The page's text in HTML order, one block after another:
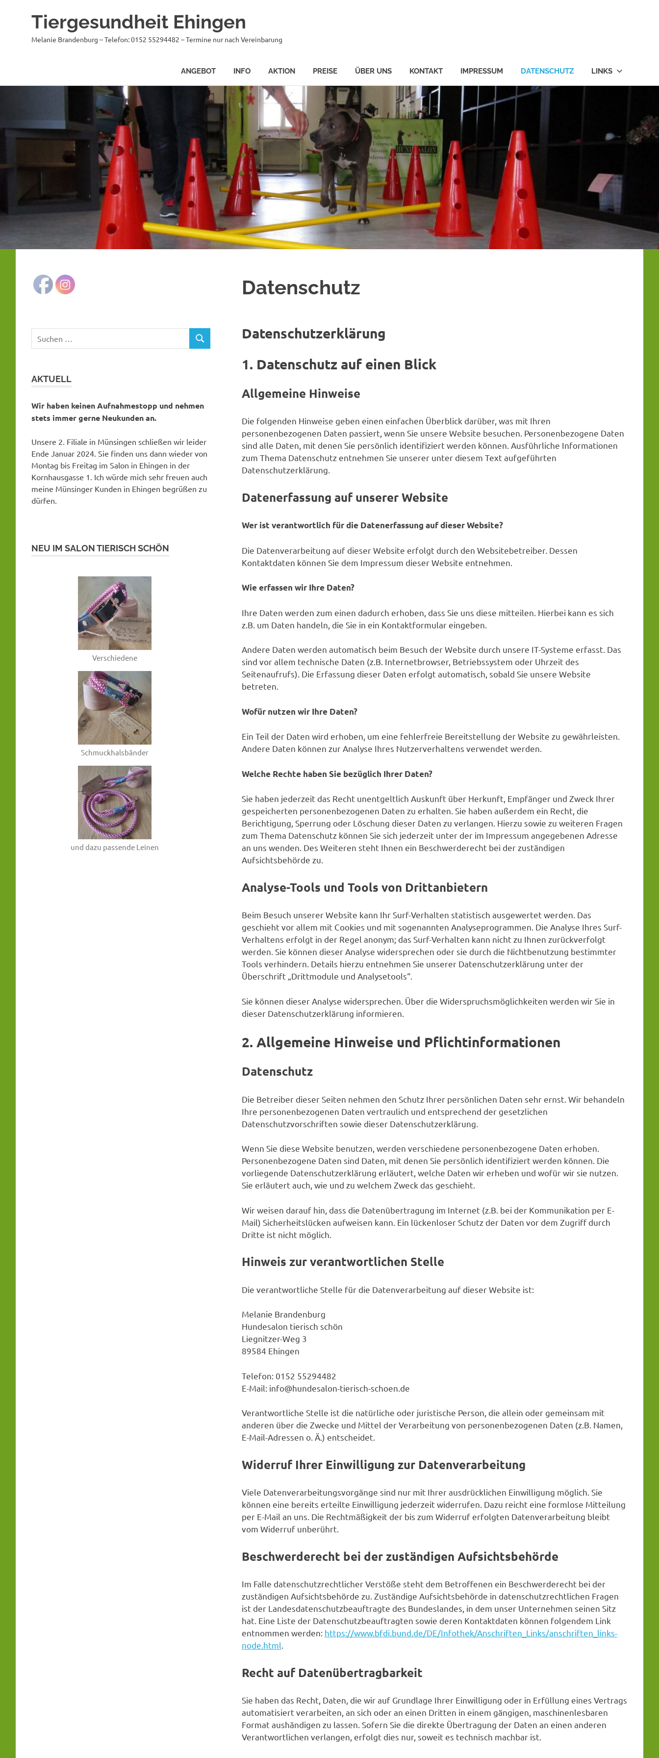
Tiergesundheit Ehingen
Melanie Brandenburg – Telefon: 0152 55294482 – Termine nur nach Vereinbarung
ANGEBOT INFO AKTION PREISE ÜBER UNS KONTAKT IMPRESSUM DATENSCHUTZ LINKS
Datenschutz
Datenschutzerklärung
1. Datenschutz auf einen Blick
Allgemeine Hinweise
Die folgenden Hinweise geben einen einfachen Überblick darüber, was mit Ihren
personenbezogenen Daten passiert, wenn Sie unsere Website besuchen. Personenbezogene Daten
sind alle Daten, mit denen Sie persönlich identifiziert werden können. Ausführliche Informationen
zum Thema Datenschutz entnehmen Sie unserer unter diesem Text aufgeführten
Datenschutzerklärung.
Datenerfassung auf unserer Website
Wer ist verantwortlich für die Datenerfassung auf dieser Website?
Die Datenverarbeitung auf dieser Website erfolgt durch den Websitebetreiber. Dessen
Kontaktdaten können Sie dem Impressum dieser Website entnehmen.
Wie erfassen wir Ihre Daten?
Ihre Daten werden zum einen dadurch erhoben, dass Sie uns diese mitteilen. Hierbei kann es sich
z.B. um Daten handeln, die Sie in ein Kontaktformular eingeben.
Andere Daten werden automatisch beim Besuch der Website durch unsere IT-Systeme erfasst. Das
sind vor allem technische Daten (z.B. Internetbrowser, Betriebssystem oder Uhrzeit des
Seitenaufrufs). Die Erfassung dieser Daten erfolgt automatisch, sobald Sie unsere Website
betreten.
Wofür nutzen wir Ihre Daten?
Ein Teil der Daten wird erhoben, um eine fehlerfreie Bereitstellung der Website zu gewährleisten.
Andere Daten können zur Analyse Ihres Nutzerverhaltens verwendet werden.
Welche Rechte haben Sie bezüglich Ihrer Daten?
Sie haben jederzeit das Recht unentgeltlich Auskunft über Herkunft, Empfänger und Zweck Ihrer
gespeicherten personenbezogenen Daten zu erhalten. Sie haben außerdem ein Recht, die
Berichtigung, Sperrung oder Löschung dieser Daten zu verlangen. Hierzu sowie zu weiteren Fragen
zum Thema Datenschutz können Sie sich jederzeit unter der im Impressum angegebenen Adresse
an uns wenden. Des Weiteren steht Ihnen ein Beschwerderecht bei der zuständigen
Aufsichtsbehörde zu.
Analyse-Tools und Tools von Drittanbietern
Beim Besuch unserer Website kann Ihr Surf-Verhalten statistisch ausgewertet werden. Das
geschieht vor allem mit Cookies und mit sogenannten Analyseprogrammen. Die Analyse Ihres Surf-
Verhaltens erfolgt in der Regel anonym; das Surf-Verhalten kann nicht zu Ihnen zurückverfolgt
werden. Sie können dieser Analyse widersprechen oder sie durch die Nichtbenutzung bestimmter
Tools verhindern. Details hierzu entnehmen Sie unserer Datenschutzerklärung unter der
Überschrift „Drittmodule und Analysetools“.
Sie können dieser Analyse widersprechen. Über die Widerspruchsmöglichkeiten werden wir Sie in
dieser Datenschutzerklärung informieren.
2. Allgemeine Hinweise und Pflichtinformationen
Datenschutz
Die Betreiber dieser Seiten nehmen den Schutz Ihrer persönlichen Daten sehr ernst. Wir behandeln
Ihre personenbezogenen Daten vertraulich und entsprechend der gesetzlichen
Datenschutzvorschriften sowie dieser Datenschutzerklärung.
Wenn Sie diese Website benutzen, werden verschiedene personenbezogene Daten erhoben.
Personenbezogene Daten sind Daten, mit denen Sie persönlich identifiziert werden können. Die
vorliegende Datenschutzerklärung erläutert, welche Daten wir erheben und wofür wir sie nutzen.
Sie erläutert auch, wie und zu welchem Zweck das geschieht.
Wir weisen darauf hin, dass die Datenübertragung im Internet (z.B. bei der Kommunikation per E-
Mail) Sicherheitslücken aufweisen kann. Ein lückenloser Schutz der Daten vor dem Zugriff durch
Dritte ist nicht möglich.
Hinweis zur verantwortlichen Stelle
Die verantwortliche Stelle für die Datenverarbeitung auf dieser Website ist:
Melanie Brandenburg
Hundesalon tierisch schön
Liegnitzer-Weg 3
89584 Ehingen
Telefon: 0152 55294482
E-Mail: info@hundesalon-tierisch-schoen.de
Verantwortliche Stelle ist die natürliche oder juristische Person, die allein oder gemeinsam mit
anderen über die Zwecke und Mittel der Verarbeitung von personenbezogenen Daten (z.B. Namen,
E-Mail-Adressen o. Ä.) entscheidet.
Widerruf Ihrer Einwilligung zur Datenverarbeitung
Viele Datenverarbeitungsvorgänge sind nur mit Ihrer ausdrücklichen Einwilligung möglich. Sie
können eine bereits erteilte Einwilligung jederzeit widerrufen. Dazu reicht eine formlose Mitteilung
per E-Mail an uns. Die Rechtmäßigkeit der bis zum Widerruf erfolgten Datenverarbeitung bleibt
vom Widerruf unberührt.
Beschwerderecht bei der zuständigen Aufsichtsbehörde
Im Falle datenschutzrechtlicher Verstöße steht dem Betroffenen ein Beschwerderecht bei der
zuständigen Aufsichtsbehörde zu. Zuständige Aufsichtsbehörde in datenschutzrechtlichen Fragen
ist der Landesdatenschutzbeauftragte des Bundeslandes, in dem unser Unternehmen seinen Sitz
hat. Eine Liste der Datenschutzbeauftragten sowie deren Kontaktdaten können folgendem Link
entnommen werden: https://www.bfdi.bund.de/DE/Infothek/Anschriften_Links/anschriften_links-
node.html
Recht auf Datenübertragbarkeit
Sie haben das Recht, Daten, die wir auf Grundlage Ihrer Einwilligung oder in Erfüllung eines Vertrags
automatisiert verarbeiten, an sich oder an einen Dritten in einem gängigen, maschinenlesbaren
Format aushändigen zu lassen. Sofern Sie die direkte Übertragung der Daten an einen anderen
Verantwortlichen verlangen, erfolgt dies nur, soweit es technisch machbar ist.
nach:
SUCHEN
AKTUELL
Wir haben keinen Aufnahmestopp und nehmen
stets immer gerne Neukunden an.
Unsere 2. Filiale in Münsingen schließen wir leider
Ende Januar 2024. Sie finden uns dann wieder von
Montag bis Freitag im Salon in Ehingen in der
Kornhausgasse 1. Ich würde mich sehr freuen auch
meine Münsinger Kunden in Ehingen begrüßen zu
dürfen.
NEU IM SALON TIERISCH SCHÖN
Verschiedene
Schmuckhalsbänder
und dazu passende Leinen